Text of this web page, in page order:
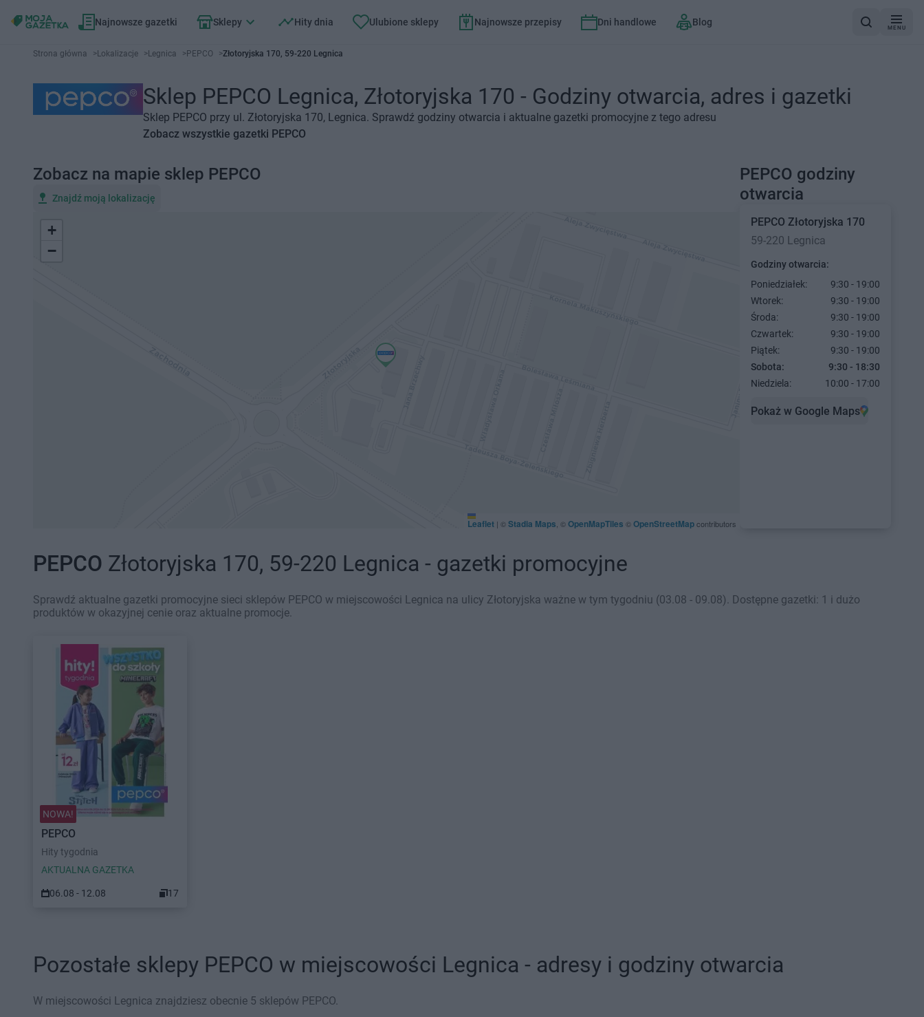
Najnowsze gazetki Sklepy Hity dnia Ulubione sklepy Najnowsze przepisy Dni handlowe Blog
MENU
Strona główna >Lokalizacje >Legnica >PEPCO >Złotoryjska 170, 59-220 Legnica
Sklep PEPCO Legnica, Złotoryjska 170 - Godziny otwarcia, adres i gazetki
Sklep PEPCO przy ul. Złotoryjska 170, Legnica. Sprawdź godziny otwarcia i aktualne gazetki promocyjne z tego adresu
Zobacz wszystkie gazetki PEPCO
PEPCO godziny
otwarcia
PEPCO Złotoryjska 170
59-220 Legnica
Godziny otwarcia:
Poniedziałek:
9:30 - 19:00
Wtorek:
9:30 - 19:00
Środa:
9:30 - 19:00
Czwartek:
9:30 - 19:00
Piątek:
9:30 - 19:00
Sobota:
9:30 - 18:30
Niedziela:
10:00 - 17:00
Pokaż w Google Maps
Zobacz na mapie sklep PEPCO
Znajdź moją lokalizację
+
−
Leaflet | ©Stadia Maps , ©OpenMapTiles ©OpenStreetMapcontributors
PEPCO Złotoryjska 170, 59-220 Legnica - gazetki promocyjne
Sprawdź aktualne gazetki promocyjne sieci sklepów PEPCO w miejscowości Legnica na ulicy Złotoryjska ważne w tym tygodniu (03.08 - 09.08). Dostępne gazetki: 1 i dużo
produktów w okazyjnej cenie oraz aktualne promocje.
NOWA!
PEPCO
Hity tygodnia
AKTUALNA GAZETKA
06.08 - 12.08 17
Pozostałe sklepy PEPCO w miejscowości Legnica - adresy i godziny otwarcia
W miejscowości Legnica znajdziesz obecnie 5 sklepów PEPCO.